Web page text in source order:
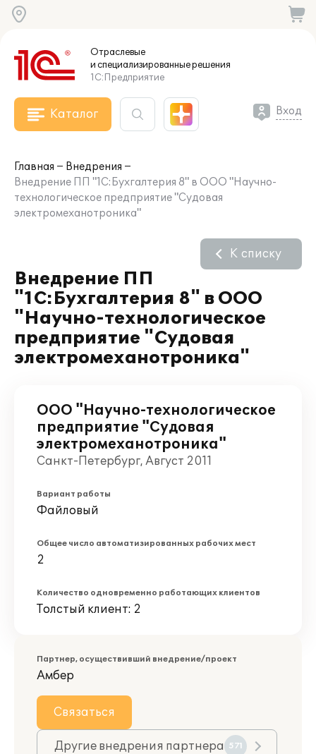
Отраслевые
и специализированныерешения
1С:Предприятие
Каталог Вход
Главная
Внедрения
Внедрение ПП "1С:Бухгалтерия 8" в ООО "Научно-
технологическое предприятие "Судовая
электромеханотроника"
Внедрение ПП
"1С:Бухгалтерия 8" в ООО
"Научно-технологическое
предприятие "Судовая
электромеханотроника"
К списку
ООО "Научно-технологическое
предприятие "Судовая
электромеханотроника"
Санкт-Петербург, Август 2011
Вариант работы
Файловый
Общее число автоматизированных рабочих мест
2
Количество одновременно работающих клиентов
Толстый клиент: 2
Партнер, осуществивший внедрение/проект
Амбер
Связаться
Другие внедрения партнера 571